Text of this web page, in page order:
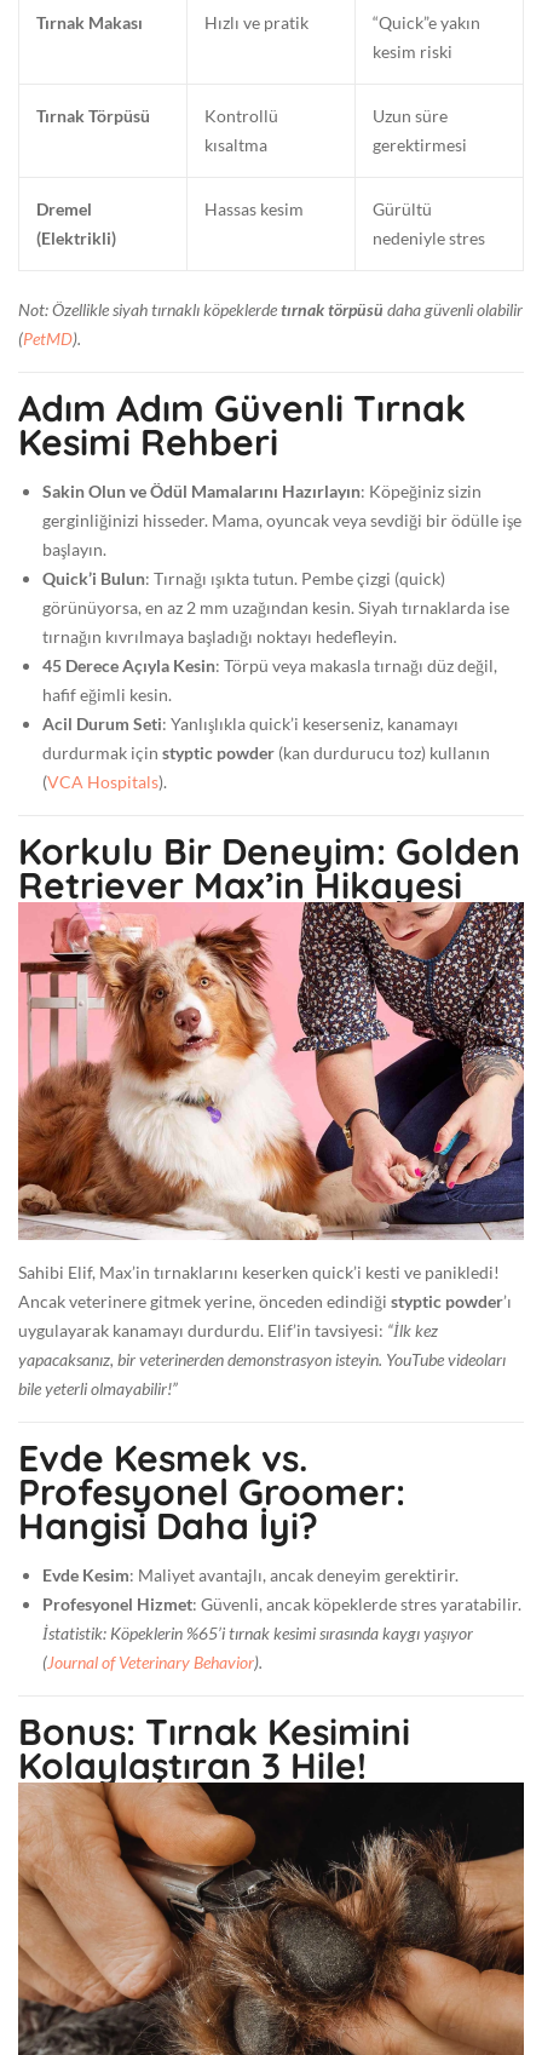
Tırnak Makası Hızlı ve pratik
“Quick”e yakın
kesim riski
Tırnak Törpüsü
Kontrollü
kısaltma
Uzun süre
gerektirmesi
Dremel
(Elektrikli)
Hassas kesim
Gürültü
nedeniyle stres
Not: Özellikle siyah tırnaklı köpeklerdetırnak törpüsü daha güvenli olabilir
(PetMD).
Adım Adım Güvenli Tırnak
Kesimi Rehberi
Sakin Olun ve Ödül Mamalarını Hazırlayın: Köpeğiniz sizin
gerginliğinizi hisseder. Mama, oyuncak veya sevdiği bir ödülle işe
başlayın.
Quick’i Bulun: Tırnağı ışıkta tutun. Pembe çizgi (quick)
görünüyorsa, en az 2 mm uzağından kesin. Siyah tırnaklarda ise
tırnağın kıvrılmaya başladığı noktayı hedefleyin.
45 Derece Açıyla Kesin: Törpü veya makasla tırnağı düz değil,
hafif eğimli kesin.
Acil Durum Seti: Yanlışlıkla quick’i keserseniz, kanamayı
durdurmak için styptic powder (kan durdurucu toz) kullanın
(VCA Hospitals).
Korkulu Bir Deneyim: Golden
Retriever Max’in Hikayesi
Sahibi Elif, Max’in tırnaklarını keserken quick’i kesti ve panikledi!
Ancak veterinere gitmek yerine, önceden edindiği styptic powder’ı
uygulayarak kanamayı durdurdu. Elif’in tavsiyesi: “İlk kez
yapacaksanız, bir veterinerden demonstrasyon isteyin. YouTube videoları
bile yeterli olmayabilir!”
Evde Kesmek vs.
Profesyonel Groomer:
Hangisi Daha İyi?
Evde Kesim: Maliyet avantajlı, ancak deneyim gerektirir.
Profesyonel Hizmet: Güvenli, ancak köpeklerde stres yaratabilir.
İstatistik: Köpeklerin %65’i tırnak kesimi sırasında kaygı yaşıyor
(Journal of Veterinary Behavior).
Bonus: Tırnak Kesimini
Kolaylaştıran 3 Hile!